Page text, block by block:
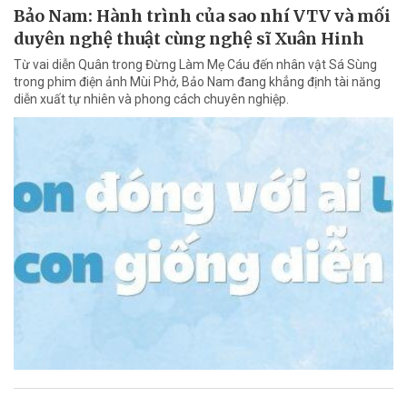
Bảo Nam: Hành trình của sao nhí VTV và mối
duyên nghệ thuật cùng nghệ sĩ Xuân Hinh
Từ vai diễn Quân trong Đừng Làm Mẹ Cáu đến nhân vật Sá Sùng
trong phim điện ảnh Mùi Phở, Bảo Nam đang khẳng định tài năng
diễn xuất tự nhiên và phong cách chuyên nghiệp.